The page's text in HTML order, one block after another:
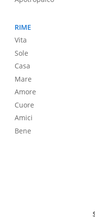
RIME
Vita
Sole
Casa
Mare
Amore
Cuore
Amici
Bene